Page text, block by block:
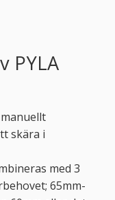
PYLA
skära i
med 3
65mm-